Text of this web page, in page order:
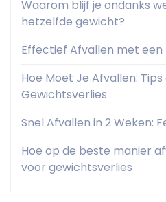
Waarom blijf je ondanks
hetzelfde gewicht?
Effectief Afvallen met
Hoe Moet Je Afvallen:
Gewichtsverlies
Snel Afvallen in 2 Weken:
Hoe op de beste manier
voor gewichtsverlies